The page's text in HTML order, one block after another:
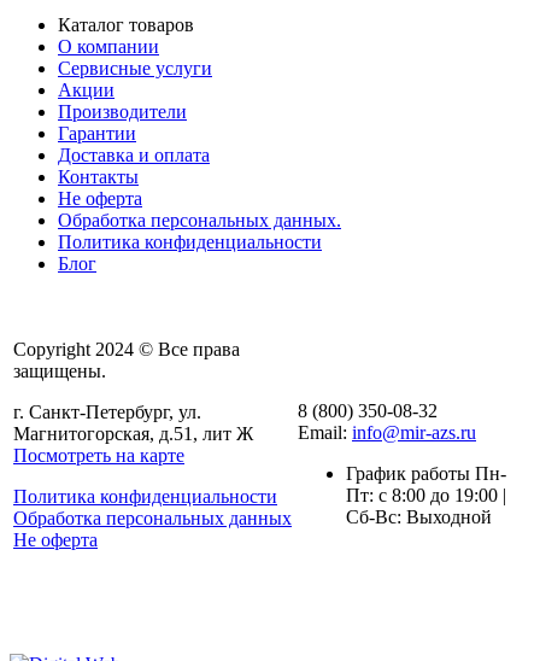
Каталог товаров
О компании
Сервисные услуги
Акции
Производители
Гарантии
Доставка и оплата
Контакты
Не оферта
Обработка персональных данных.
Политика конфиденциальности
Блог
Copyright 2024 © Все права
защищены.
г. Санкт-Петербург, ул.
Магнитогорская, д.51, лит Ж
Посмотреть на карте
Политика конфиденциальности
Обработка персональных данных
Не оферта
8 (800) 350-08-32
Email: info@mir-azs.ru
График работы Пн-
Пт: с 8:00 до 19:00 |
Сб-Вс: Выходной